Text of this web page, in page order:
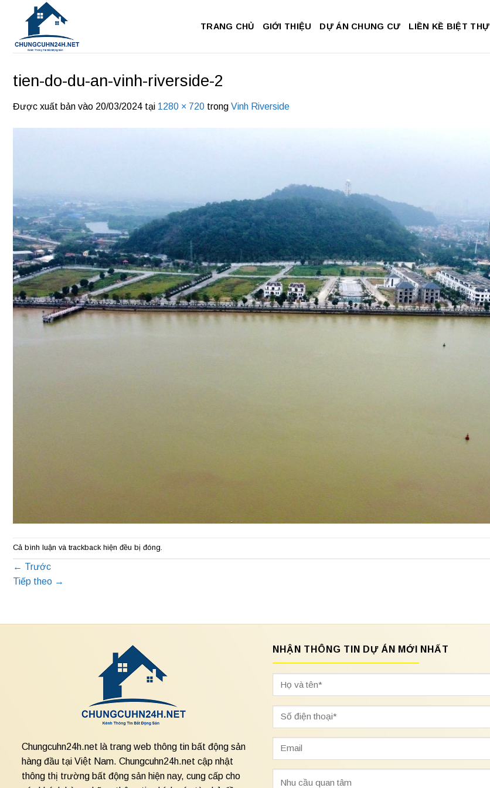
dung
TRANG CHỦ GIỚI THIỆU DỰ ÁN CHUNG CƯ LIỀN KỀ BIỆT THỰ
tien-do-du-an-vinh-riverside-2
Được xuất bản vào 20/03/2024 tại 1280 × 720 trong Vinh Riverside
Cả bình luận và trackback hiện đều bị đóng.
← Trước
Tiếp theo →
Chungcuhn24h.net là trang web thông tin bất động sản
hàng đầu tại Việt Nam. Chungcuhn24h.net cập nhật
thông thị trường bất động sản hiện nay, cung cấp cho
NHẬN THÔNG TIN DỰ ÁN MỚI NHẤT